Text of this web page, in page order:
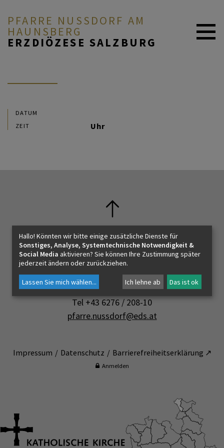
PFARRE NUSSDORF AM H
AUNSBERG
ERZDIÖZESE SALZBURG
PFARRE & MENSCHEN
DATUM
ZEIT
Uhr
Kontakt
Pfarre Nußdorf am Haunsberg
Pfarrhofstraße 1
5151 Nußdorf am Haunsberg
Tel +43 6276 / 208-10
pfarre.nussdorf@eds.at
Impressum Datenschutz Barrierefreiheitserklärung ↗
Anmelden
Hallo! Könnten wir bitte einige zusätzliche Dienste für
Sonstiges, Analyse, Systemtechnische Notwendigkeit &
Social Media aktivieren? Sie können Ihre Zustimmung später
jederzeit ändern oder zurückziehen.
Lassen Sie mich wählen... Ich lehne ab Das ist ok